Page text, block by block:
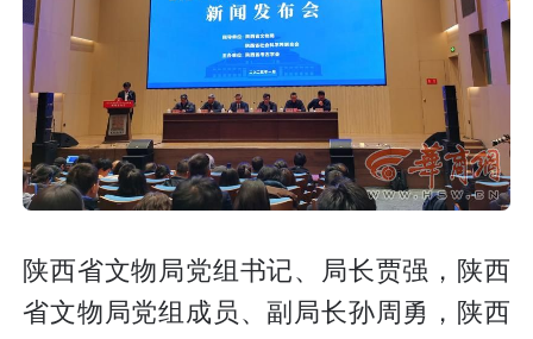
陕西省文物局党组书记、局长贾强，陕西
省文物局党组成员、副局长孙周勇，陕西